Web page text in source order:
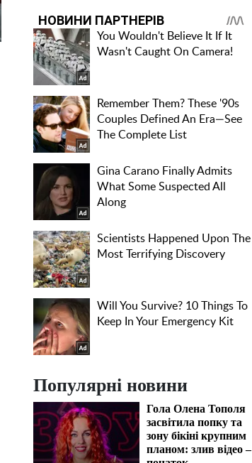
Популярні новини
Гола Олена Тополя
засвітила попку та
зону бікіні крупним
планом: злив відео –